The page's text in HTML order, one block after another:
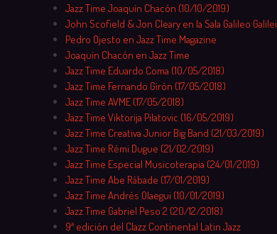
Jazz Time Joaquín Chacón (10/10/2019)
John Scofield & Jon Cleary en la Sala Galileo Galilei
Pedro Ojesto en Jazz Time Magazine
Joaquín Chacón en Jazz Time
Jazz Time Eduardo Coma (10/05/2018)
Jazz Time Fernando Girón (17/05/2018)
Jazz Time AVME (17/05/2018)
Jazz Time Viktorija Pilatovic (16/05/2019)
Jazz Time Creativa Junior Big Band (21/03/2019)
Jazz Time Rémi Dugue (21/02/2019)
Jazz Time Especial Musicoterapia (24/01/2019)
Jazz Time Abe Rábade (17/01/2019)
Jazz Time Andrés Olaegui (10/01/2019)
Jazz Time Gabriel Peso 2 (20/12/2018)
9ª edición del Clazz Continental Latin Jazz